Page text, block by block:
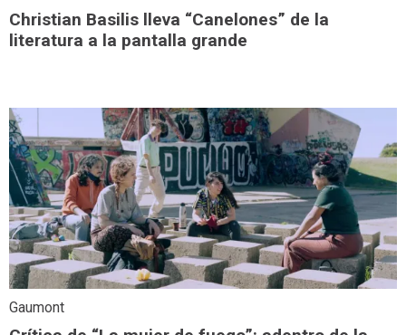
Christian Basilis lleva “Canelones” de la
literatura a la pantalla grande
Gaumont